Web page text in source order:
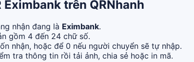
Eximbank trên QRNhanh
nhận đang là Eximbank.
gồm 4 đến 24 chữ số.
nhận, hoặc để 0 nếu người chuyển sẽ tự nhập.
tra thông tin rồi tải ảnh, chia sẻ hoặc in mã.